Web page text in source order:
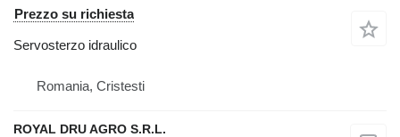
Prezzo su richiesta
Servosterzo idraulico
Romania, Cristesti
ROYAL DRU AGRO S.R.L.